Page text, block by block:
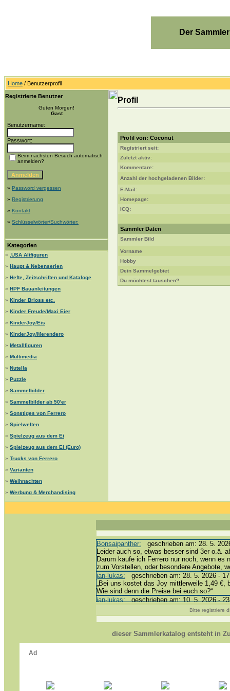
Der
Home / Benutzerprofil
Registrierte Benutzer
Guten Morgen!
Gast
Benutzername:
Passwort:
Beim nächsten Besuch automatisch
anmelden?
» Password vergessen
» Registrierung
» Kontakt
» Schlüsselwörter/Suchwörter:
Kategorien
»
.USA Altfiguren
» Haupt & Nebenserien
» Hefte, Zeitschriften und Kataloge
» HPF Bauanleitungen
» Kinder Brioss etc.
» Kinder Freude/Maxi Eier
» KinderJoy/Eis
» KinderJoy/Merendero
» Metallfiguren
» Multimedia
» Nutella
» Puzzle
» Sammelbilder
» Sammelbilder ab 50'er
» Sonstiges von Ferrero
» Spielwelten
» Spielzeug aus dem Ei
» Spielzeug aus dem Ei (Euro)
» Trucks von Ferrero
» Varianten
» Weihnachten
» Werbung & Merchandising
Profil
Profil von: Coconut
Registriert seit:
Zuletzt aktiv:
Kommentare:
Anzahl der hochgeladenen Bilder:
E-Mail:
Homepage:
ICQ:
Sammler Daten
Sammler Bild
Vorname
Hobby
Dein Sammelgebiet
Du möchtest tauschen?
Bonsaipanther: geschrieben am: 28. 5.
Leider auch so, etwas besser sind 3er o.ä.
Darum kaufe ich Ferrero nur noch, wenn es
zum Vorstellen, oder besondere Angebote,
jan-lukas: geschrieben am: 28. 5. 2026 -
„Bei uns kostet das Joy mittlerweile 1,49 €,
Wie sind denn die Preise bei euch so?“
jan-lukas:geschrieben am: 10. 5. 2026 -
Bonsaipanther:geschrieben am: 10. 5.
@ Harald
https://www.ue-ei-portal-
Dein Enkel sollte zur Strafe die nächsten 3
jan-lukas:
geschrieben am: 29. 4. 2026 -
https://www.ferrero-
Bitte registriere
dieser Sammlerkatalog entsteht in